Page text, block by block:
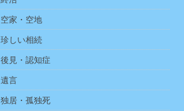
空家・空地
珍しい相続
後見・認知症
遺言
独居・孤独死